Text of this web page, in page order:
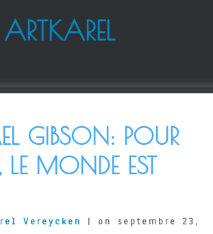
ARTKAREL
GIBSON: POUR
LE MONDE EST
Vereycken
| on septembre 23,